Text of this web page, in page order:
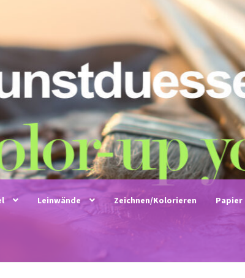
Leinwände Zeichnen/Kolorieren Papier